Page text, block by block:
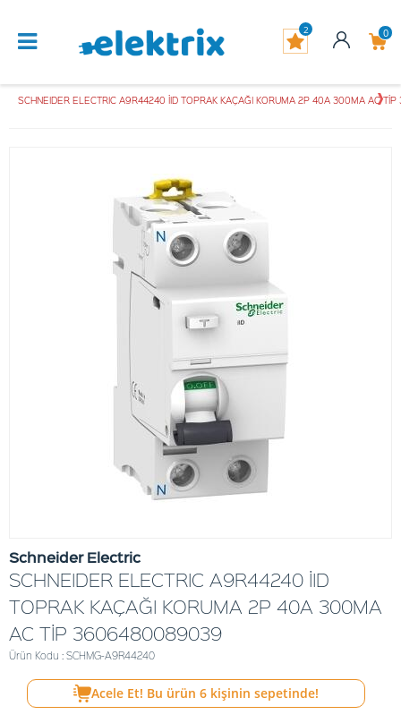
0
2
SCHNEIDER ELECTRIC A9R44240 İID TOPRAK KAÇAĞI KORUMA 2P 40A 300MA AC
Schneider Electric
SCHNEIDER ELECTRIC A9R44240 İID
TOPRAK KAÇAĞI KORUMA 2P 40A 300MA
AC TİP 3606480089039
Ürün Kodu : SCHMG-A9R44240
Acele Et! Bu ürün 6 kişinin sepetinde!